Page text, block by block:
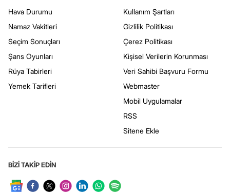
Hava Durumu
Namaz Vakitleri
Seçim Sonuçları
Şans Oyunları
Rüya Tabirleri
Yemek Tarifleri
Kullanım Şartları
Gizlilik Politikası
Çerez Politikası
Kişisel Verilerin Korunması
Veri Sahibi Başvuru Formu
Webmaster
Mobil Uygulamalar
RSS
Sitene Ekle
BİZİ TAKİP EDİN